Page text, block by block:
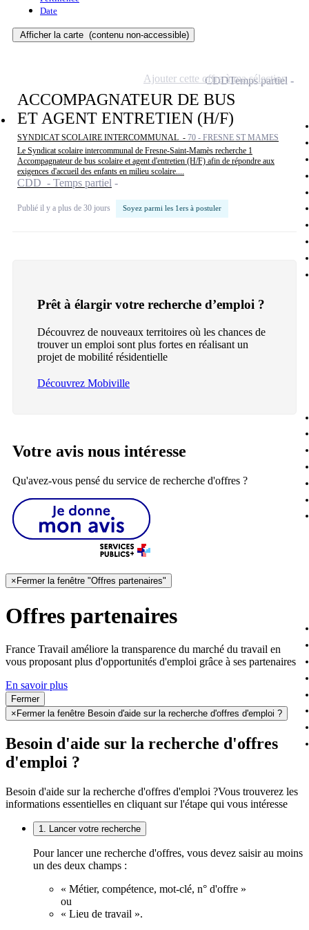
Date
Afficher la carte (contenu non-accessible)
ACCOMPAGNATEUR DE BUS
ET AGENT ENTRETIEN (H/F)
SYNDICAT SCOLAIRE INTERCOMMUNAL - 70 - FRESNE ST MAMES
Le Syndicat scolaire intercommunal de Fresne-Saint-Mamès recherche 1
Accompagnateur de bus scolaire et agent d'entretien (H/F) afin de répondre aux
exigences d'accueil des enfants en milieu scolaire....
CDD - Temps partiel
Publié il y a plus de 30 jours Soyez parmi les 1ers à postuler
CDDTemps partiel
Ajouter cette offre à ma sélection
Prêt à élargir votre recherche d’emploi ?
Découvrez de nouveaux territoires où les chances de
trouver un emploi sont plus fortes en réalisant un
projet de mobilité résidentielle
Découvrez Mobiville
Votre avis nous intéresse
Qu'avez-vous pensé du service de recherche d'offres ?
× Fermer la fenêtre "Offres partenaires"
Offres partenaires
France Travail améliore la transparence du marché du travail en
vous proposant plus d'opportunités d'emploi grâce à ses partenaires
En savoir plus
Fermer
× Fermer la fenêtre Besoin d'aide sur la recherche d'offres d'emploi ?
Besoin d'aide sur la recherche d'offres
d'emploi ?
Besoin d'aide sur la recherche d'offres d'emploi ?Vous trouverez les
informations essentielles en cliquant sur l'étape qui vous intéresse
1. Lancer votre recherche
Pour lancer une recherche d'offres, vous devez saisir au moins
un des deux champs :
« Métier, compétence, mot-clé, n° d'offre »
ou
« Lieu de travail ».